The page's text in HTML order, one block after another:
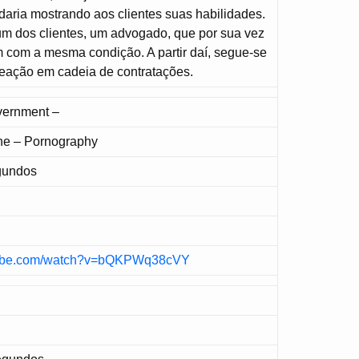
mostrando aos clientes suas habilidades.
dos clientes, um advogado, que por sua vez
com a mesma condição. A partir daí, segue-se
em cadeia de contratações.
–
– Pornography
watch?v=bQKPWq38cVY